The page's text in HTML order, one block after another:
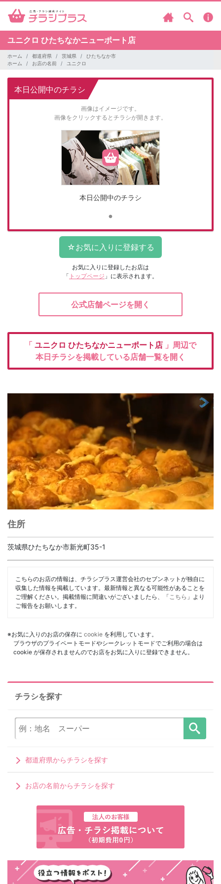
ユニクロ ひたちなかニューポート店
ホーム 都道府県 茨城県
ひたちなか市
ホーム
お店の名前 ユニクロ
本日公開中のチラシ
画像はイメージです。
画像をクリックするとチラシが開きます。
本日公開中のチラシ
お気に入りに登録したお店は
「 トップページ 」に表示されます。
公式店舗ページを開く
「 ユニクロ ひたちなかニューポート店 」周辺で
本日チラシを掲載している店舗一覧を開く
住所
茨城県ひたちなか市新光町35-1
こちらのお店の情報は、チラシプラス運営会社のセブンネットが独自に
収集した情報を掲載しています。最新情報と異なる可能性があることを
ご理解ください。掲載情報に間違いがございましたら、「 こちら 」より
ご報告をお願いします。
※お気に入りのお店の保存に cookie を利用しています。
ブラウザのプライベートモードやシークレットモードでご利用の場合は
cookie が保存されませんのでお店をお気に入りに登録できません。
チラシを探す
都道府県からチラシを探す
お店の名前からチラシを探す